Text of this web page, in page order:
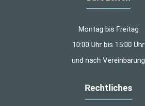
Montag bis Freitag
10:00 Uhr bis 15:00 Uhr
und nach Vereinbarung
Rechtliches